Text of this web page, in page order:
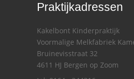
Praktijkadressen
Kakelbont Kinderpraktijk
Voormalige Melkfabriek
Bruinevisstraat 32
4611 HJ Bergen op Zoom